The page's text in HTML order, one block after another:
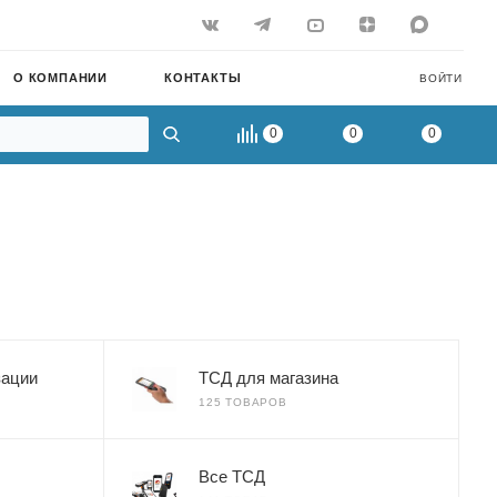
ВОЙТИ
О КОМПАНИИ КОНТАКТЫ
0 0 0
ТСД для магазина
125 ТОВАРОВ
Все ТСД